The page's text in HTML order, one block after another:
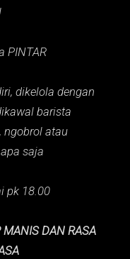
PINTAR
dikelola dengan
barista
ngobrol atau
saja
pk 18.00
MANIS DAN RASA